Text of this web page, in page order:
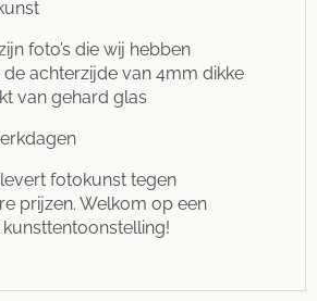
foto’s die wij hebben
achterzijde van 4mm dikke
van gehard glas
fotokunst tegen
prijzen. Welkom op een